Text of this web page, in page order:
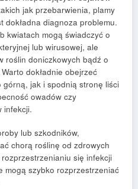
jak przebarwienia, plamy
dokładna diagnoza problemu.
kwiatach mogą świadczyć o
lub wirusowej, ale
roślin doniczkowych bądź o
dokładnie obejrzeć
jak i spodnią stronę liści
owadów czy
infekcji.
lub szkodników,
chorą roślinę od zdrowych
się infekcji
mogą szybko rozprzestrzeniać